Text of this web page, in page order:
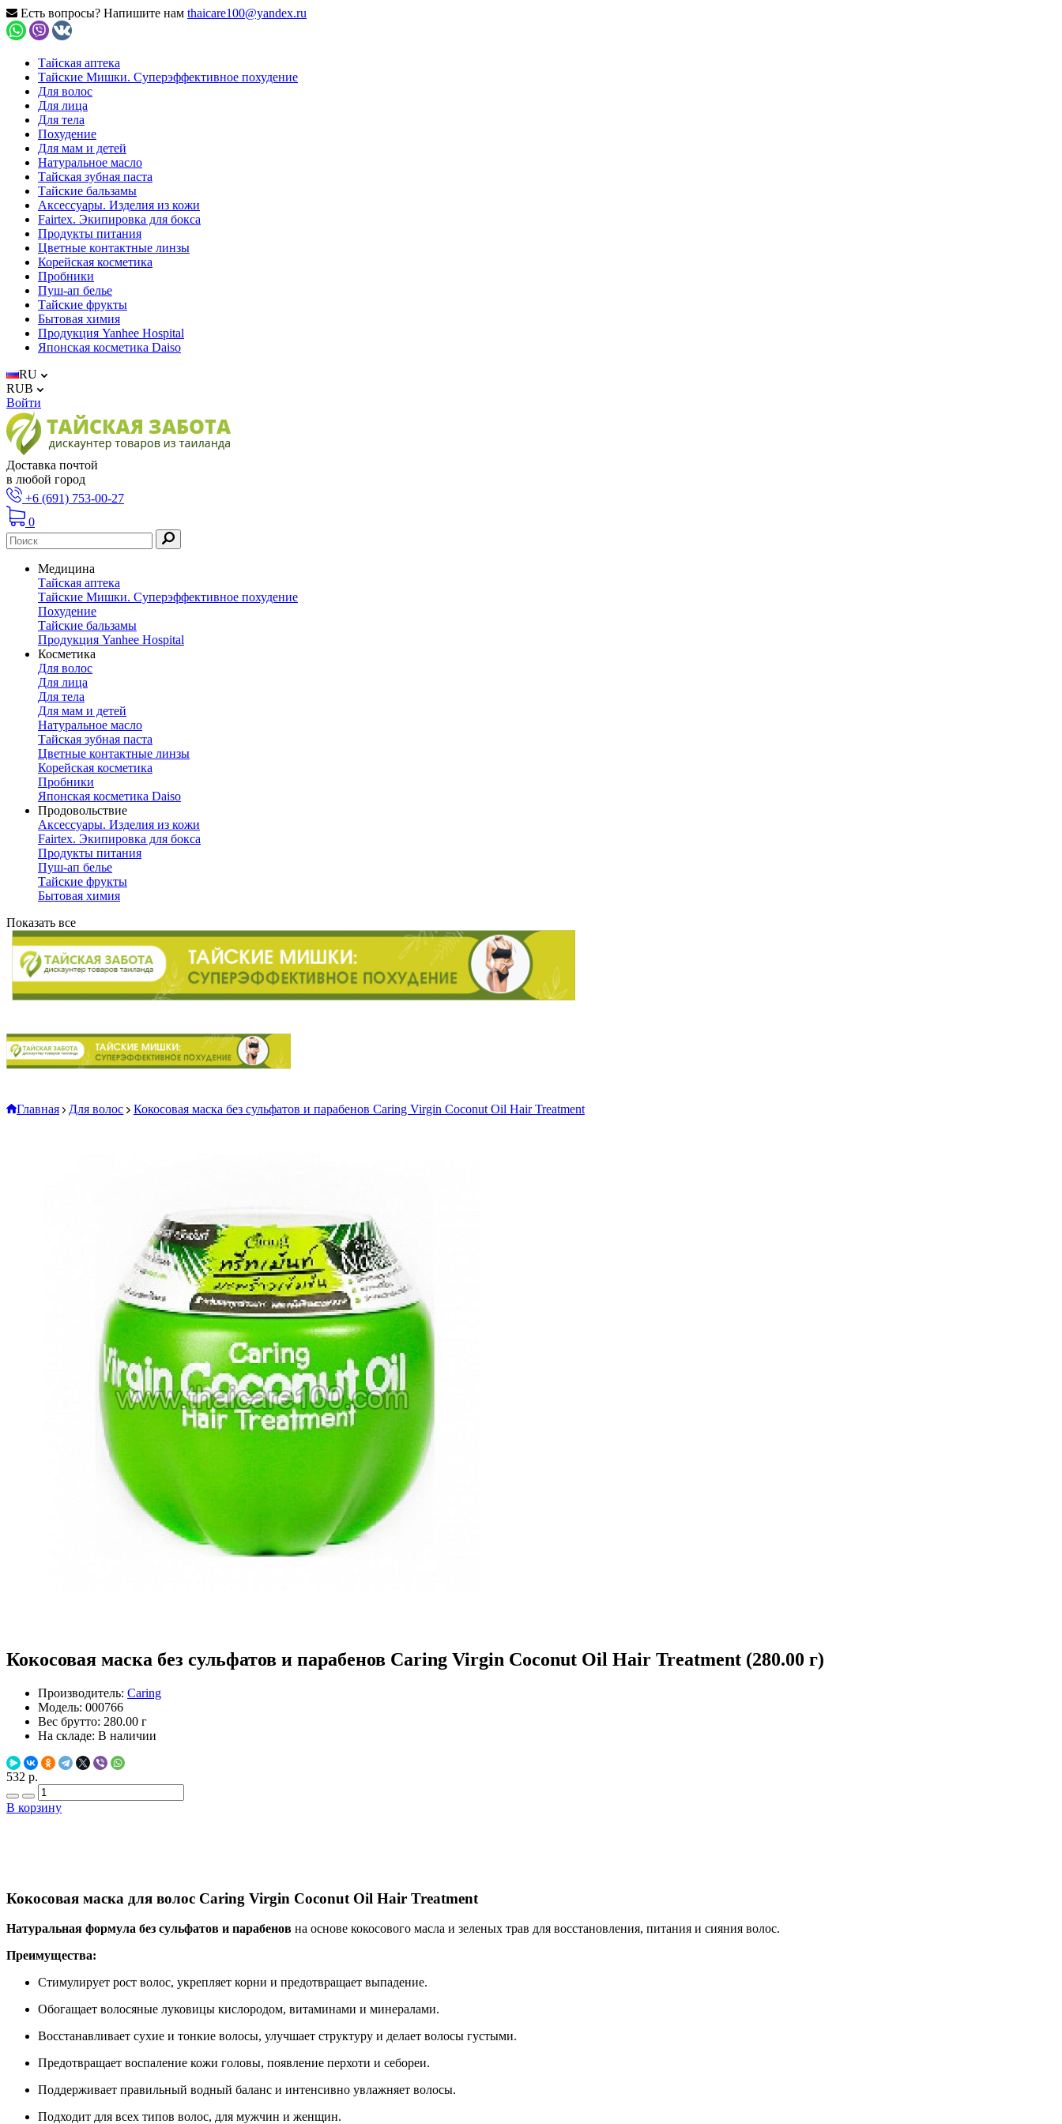
Есть вопросы? Напишите нам thaicare100@yandex.ru
Тайская аптека
Тайские Мишки. Суперэффективное похудение
Для волос
Для лица
Для тела
Похудение
Для мам и детей
Натуральное масло
Тайская зубная паста
Тайские бальзамы
Аксессуары. Изделия из кожи
Fairtex. Экипировка для бокса
Продукты питания
Цветные контактные линзы
Корейская косметика
Пробники
Пуш-ап белье
Тайские фрукты
Бытовая химия
Продукция Yanhee Hospital
Японская косметика Daiso
RU
RUB
Войти
Доставка почтой
в любой город
+6 (691) 753-00-27
0
Медицина
Тайская аптека
Тайские Мишки. Суперэффективное похудение
Похудение
Тайские бальзамы
Продукция Yanhee Hospital
Косметика
Для волос
Для лица
Для тела
Для мам и детей
Натуральное масло
Тайская зубная паста
Цветные контактные линзы
Корейская косметика
Пробники
Японская косметика Daiso
Продовольствие
Аксессуары. Изделия из кожи
Fairtex. Экипировка для бокса
Продукты питания
Пуш-ап белье
Тайские фрукты
Бытовая химия
Показать все
Главная Для волос Кокосовая маска без сульфатов и парабенов Caring Virgin Coconut Oil Hair Treatment
Кокосовая маска без сульфатов и парабенов Caring Virgin Coconut Oil Hair Treatment (280.00 г)
Производитель: Caring
Модель: 000766
Вес брутто: 280.00 г
На складе: В наличии
532 р.
В корзину
Кокосовая маска для волос Caring Virgin Coconut Oil Hair Treatment
Натуральная формула без сульфатов и парабенов на основе кокосового масла и зеленых трав для восстановления, питания и сияния волос.
Преимущества:
Стимулирует рост волос, укрепляет корни и предотвращает выпадение.
Обогащает волосяные луковицы кислородом, витаминами и минералами.
Восстанавливает сухие и тонкие волосы, улучшает структуру и делает волосы густыми.
Предотвращает воспаление кожи головы, появление перхоти и себореи.
Поддерживает правильный водный баланс и интенсивно увлажняет волосы.
Подходит для всех типов волос, для мужчин и женщин.